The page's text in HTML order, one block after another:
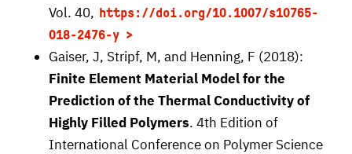
Vol. 40, https://doi.org/10.1007/s10765-
018-2476-y
Gaiser, J, Stripf, M, and Henning, F (2018):
Finite Element Material Model for the
Prediction of the Thermal Conductivity of
Highly Filled Polymers. 4th Edition of
International Conference on Polymer Science